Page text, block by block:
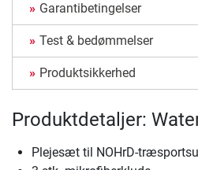
Garantibetingelser
Test & bedømmelser
Produktsikkerhed
Produktdetaljer:
Plejesæt til NOHrD-